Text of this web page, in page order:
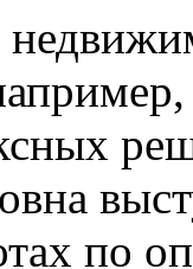
по